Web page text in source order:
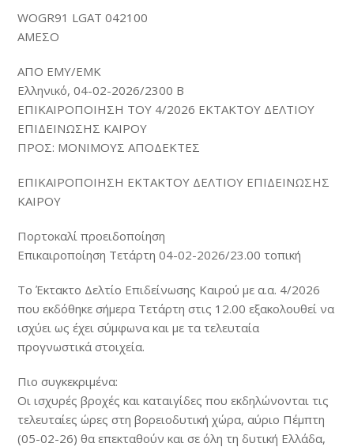
WOGR91 LGAT 042100
ΑΜΕΣΟ
ΑΠΟ ΕΜΥ/ΕΜΚ
Ελληνικό, 04-02-2026/2300 B
ΕΠΙΚΑΙΡΟΠΟΙΗΣΗ ΤΟΥ 4/2026 ΕΚΤΑΚΤΟΥ ΔΕΛΤΙΟΥ
ΕΠΙΔΕΙΝΩΣΗΣ ΚΑΙΡΟΥ
ΠΡΟΣ: ΜΟΝΙΜΟΥΣ ΑΠΟΔΕΚΤΕΣ
ΕΠΙΚΑΙΡΟΠΟΙΗΣΗ ΕΚΤΑΚΤΟΥ ΔΕΛΤΙΟΥ ΕΠΙΔΕΙΝΩΣΗΣ
ΚΑΙΡΟΥ
Πορτοκαλί προειδοποίηση
Επικαιροποίηση Τετάρτη 04-02-2026/23.00 τοπική
Το Έκτακτο Δελτίο Επιδείνωσης Καιρού με α.α. 4/2026
που εκδόθηκε σήμερα Τετάρτη στις 12.00 εξακολουθεί να
ισχύει ως έχει σύμφωνα και με τα τελευταία
προγνωστικά στοιχεία.
Πιο συγκεκριμένα:
Οι ισχυρές βροχές και καταιγίδες που εκδηλώνονται τις
τελευταίες ώρες στη βορειοδυτική χώρα, αύριο Πέμπτη
(05-02-26) θα επεκταθούν και σε όλη τη δυτική Ελλάδα,